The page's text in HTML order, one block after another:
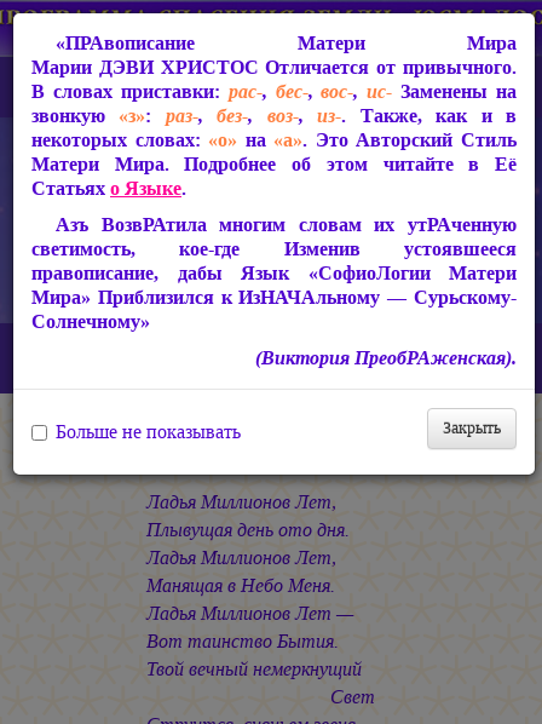
СакРАльная Поэзия Матери Мира
Песнь Сириуса Ладья РА
Ладья РА
Ладья Миллионов Лет,
Плывущая день ото дня.
Ладья Миллионов Лет,
Манящая в Небо Меня.
Ладья Миллионов Лет —
Вот таинство Бытия.
Твой вечный немеркнущий
Свет
«ПРАвописание Матери Мира
Марии ДЭВИ ХРИСТОС Отличается от привычного.
В словах приставки: рас-, бес-,вос-,ис- Заменены на
звонкую «з»: раз-,без-, воз-,из-. Также, как и в
некоторых словах: «о» на «а». Это Авторский Стиль
Матери Мира. Подробнее об этом читайте в Её
Статьяхо Языке.
Азъ ВозвРАтила многим словам их утРАченную
светимость, кое-где Изменив устоявшееся
правописание, дабы Язык «СофиоЛогии Матери
Мира» Приблизился к ИзНАЧАльному — Сурьскому-
Солнечному»
(Виктория ПреобРАженская).
Закрыть
Больше не показывать